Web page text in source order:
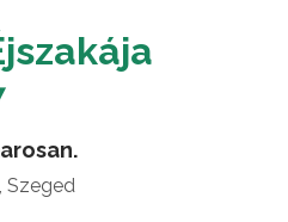
Szeged